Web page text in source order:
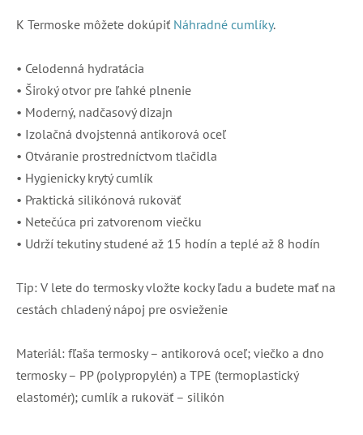
K Termoske môžete dokúpiť Náhradné cumlíky.
• Celodenná hydratácia
• Široký otvor pre ľahké plnenie
• Moderný, nadčasový dizajn
• Izolačná dvojstenná antikorová oceľ
• Otváranie prostredníctvom tlačidla
• Hygienicky krytý cumlík
• Praktická silikónová rukoväť
• Netečúca pri zatvorenom viečku
• Udrží tekutiny studené až 15 hodín a teplé až 8 hodín
Tip: V lete do termosky vložte kocky ľadu a budete mať na
cestách chladený nápoj pre osvieženie
Materiál: fľaša termosky – antikorová oceľ; viečko a dno
termosky – PP (polypropylén) a TPE (termoplastický
elastomér); cumlík a rukoväť – silikón